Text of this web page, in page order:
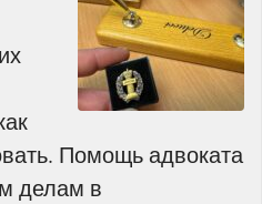
Помощь адвоката
делам в